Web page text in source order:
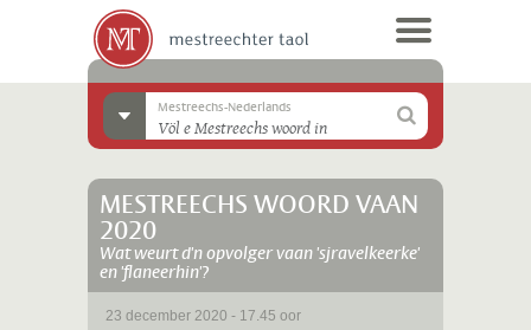
Mestreechs-Nederlands
MESTREECHS WOORD VAAN
2020
Wat weurt d'n opvolger vaan 'sjravelkeerke'
en 'flaneerhin'?
23 december 2020 - 17.45 oor